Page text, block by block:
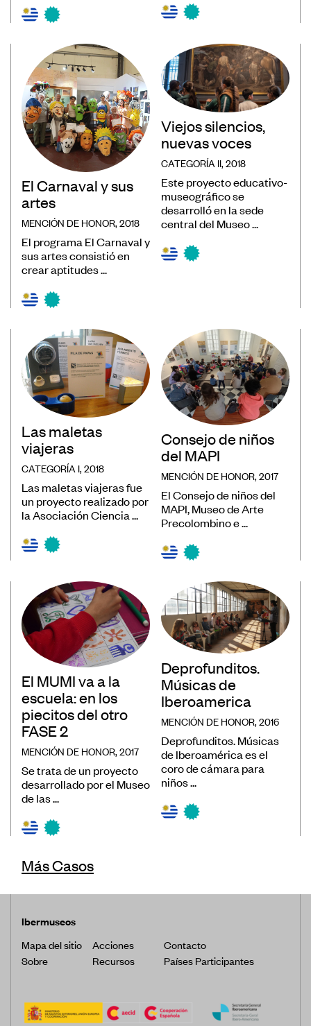
Sistema de recolección de datos de
público de museos
Panorama de los museos en
Iberoamérica
Banco de Buenas Prácticas
Convocatorias
Publicaciones Ibermuseos
Centro de Documentación
Noticias
Plataforma de Diagnósticos
Póngase en contacto
Suscríbase a nuestro boletín de
noticias
El Carnaval y sus
artes
MENCIÓN DE HONOR, 2018
El programa El Carnaval y
sus artes consistió en
crear aptitudes ...
Viejos silencios,
nuevas voces
CATEGORÍA II, 2018
Este proyecto educativo-
museográfico se
desarrolló en la sede
central del Museo ...
Las maletas
viajeras
CATEGORÍA I, 2018
Las maletas viajeras fue
un proyecto realizado por
la Asociación Ciencia ...
Consejo de niños
del MAPI
MENCIÓN DE HONOR, 2017
El Consejo de niños del
MAPI, Museo de Arte
Precolombino e ...
El MUMI va a la
escuela: en los
piecitos del otro
FASE 2
MENCIÓN DE HONOR, 2017
Se trata de un proyecto
desarrollado por el Museo
de las ...
Deprofunditos.
Músicas de
Iberoamerica
MENCIÓN DE HONOR, 2016
Deprofunditos. Músicas
de Iberoamérica es el
coro de cámara para
niños ...
Más Casos
Ibermuseos
Mapa del sitio
Acciones
Contacto
Sobre
Recursos Países Participantes